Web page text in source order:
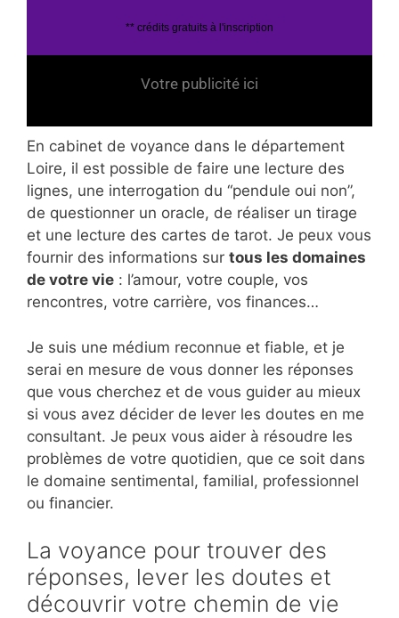
** crédits gratuits à l'inscription
Votre publicité ici
En cabinet de voyance dans le département
Loire, il est possible de faire une lecture des
lignes, une interrogation du “pendule oui non”,
de questionner un oracle, de réaliser un tirage
et une lecture des cartes de tarot. Je peux vous
fournir des informations sur tous les domaines
de votre vie : l’amour, votre couple, vos
rencontres, votre carrière, vos finances…
Je suis une médium reconnue et fiable, et je
serai en mesure de vous donner les réponses
que vous cherchez et de vous guider au mieux
si vous avez décider de lever les doutes en me
consultant. Je peux vous aider à résoudre les
problèmes de votre quotidien, que ce soit dans
le domaine sentimental, familial, professionnel
ou financier.
La voyance pour trouver des
réponses, lever les doutes et
découvrir votre chemin de vie